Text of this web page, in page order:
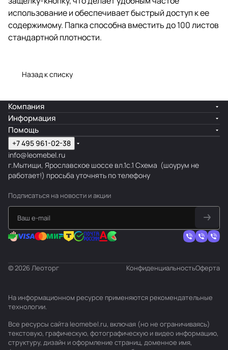
использование и обеспечивает быстрый доступ к ее
содержимому. Папка способна вместить до 100 листов
стандартной плотности.
Назад к списку
Компания
Информация
Помощь
+7 495 961-02-38
info@leomebel.ru
г.Мытищи, Ярославское шоссе вл.1с.1 Схема (шоурум не
работает!) просьба уточнять по телефону
Подписаться на новости и акции
© 2026 Леоторг КонфиденциальностьОферта
На информационном ресурсе применяются рекомендательные
технологии.
Все ресурсы сайта leomebel.ru, включая (но не ограничиваясь)
текстовую, графическую, фотографическую и видео информацию,
структуру, дизайн и оформление страниц, доменное имя,